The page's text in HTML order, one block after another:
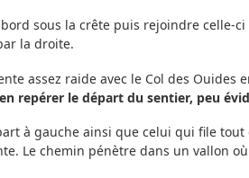
sous la crête puis rejoindre celle-
la droite.
assez raide avec le Col des Ouides
repérer le départ du sentier, peu
à gauche ainsi que celui qui file
Le chemin pénètre dans un vallon